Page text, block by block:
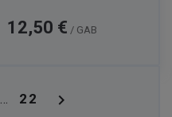
Cena
12,50 € / GAB
… 22 